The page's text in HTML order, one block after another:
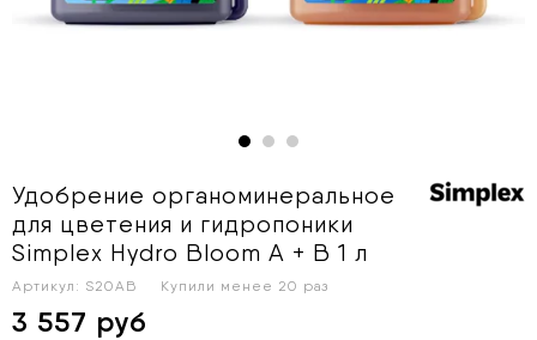
Удобрение органоминеральное
для цветения и гидропоники
Simplex Hydro Bloom A + B 1 л
Артикул: S20AB Купили менее 20 раз
3 557 руб